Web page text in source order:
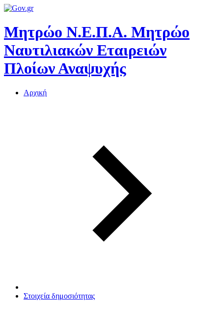
Μητρώο Ν.Ε.Π.Α. Μητρώο
Ναυτιλιακών Εταιρειών
Πλοίων Αναψυχής
Αρχική
Στοιχεία δημοσιότητας